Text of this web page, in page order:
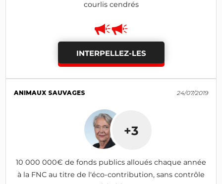
courlis cendrés
INTERPELLEZ-LES
ANIMAUX SAUVAGES 24/07/2019
+3
10 000 000€ de fonds publics alloués chaque année
à la FNC au titre de l'éco-contribution, sans contrôle